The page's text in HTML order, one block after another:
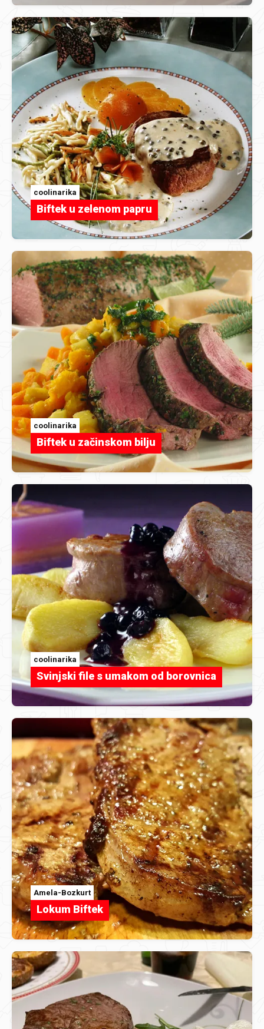
coolinarika
Biftek u zelenom papru
coolinarika
Biftek u začinskom bilju
coolinarika
Svinjski file s umakom od borovnica
Amela-Bozkurt
Lokum Biftek